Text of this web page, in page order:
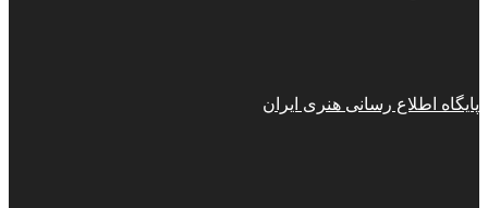
پایگاه اطلاع رسانی هنری ایران